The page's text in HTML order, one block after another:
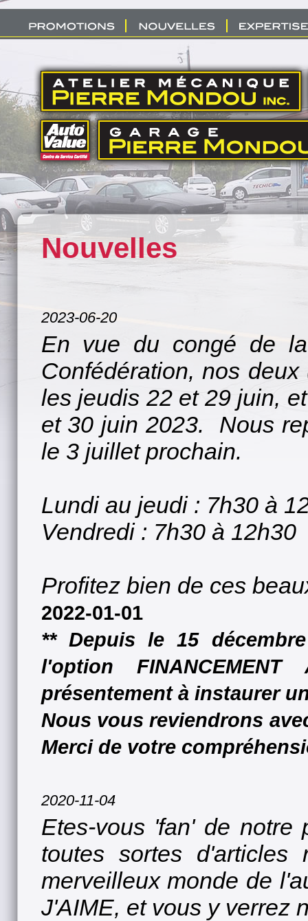
Nouvelles
2023-06-20
En vue du congé de
Confédération, nos
les jeudis 22 et 29 juin,
et 30 juin 2023. Nous
le 3 juillet prochain.
Lundi au jeudi : 7h30 à
Vendredi : 7h30 à 12h30
Profitez bien de ces
2022-01-01
** Depuis le 15
l'option
présentement à instaurer
Nous vous reviendrons
Merci de votre
2020-11-04
Etes-vous 'fan' de
toutes sortes
merveilleux monde de
J'AIME, et vous y verrez